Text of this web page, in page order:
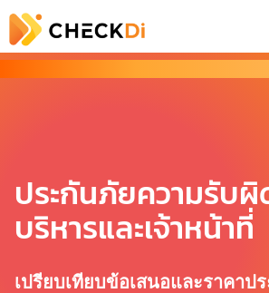
ประกันภัยความรับ
บริหารและเจ้าหน้าที่
เปรียบเทียบข้อเสนอและราคาป